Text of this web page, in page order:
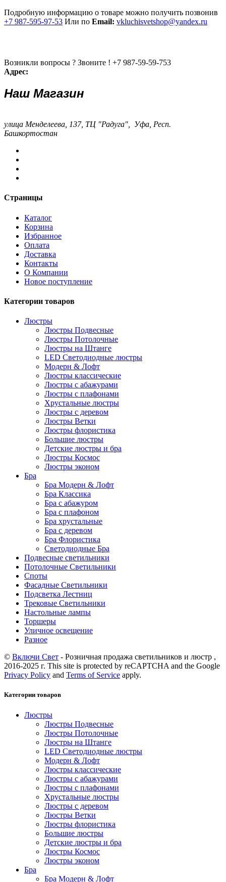
Подробную информацию о товаре можно получить позвонив
+7 987-595-97-53 Или по Email: vkluchisvetshop@yandex.ru
Возникли вопросы ? Звоните ! +7 987-59-59-753
Адрес:
Наш Магазин
улица Менделеева, 137, ТЦ "Радуга", Уфа, Респ.
Башкортостан
Страницы
Каталог
Корзина
Избранное
Оплата
Доставка
Контакты
О Компании
Новое поступление
Категории товаров
Люстры
Люстры Подвесные
Люстры Потолочные
Люстры на Штанге
LED Светодиодные люстры
Модерн & Лофт
Люстры классические
Люстры с абажурами
Люстры с плафонами
Хрустальные люстры
Люстры с деревом
Люстры Ветки
Люстры флористика
Большие люстры
Детские люстры и бра
Люстры Космос
Люстры эконом
Бра
Бра Модерн & Лофт
Бра Классика
Бра с абажуром
Бра с плафоном
Бра хрустальные
Бра с деревом
Бра Флористика
Светодиодные Бра
Подвесные светильники
Потолочные Светильники
Споты
Фасадные Светильники
Подсветка Лестниц
Трековые Светильники
Настольные лампы
Торшеры
Уличное освещение
Разное
© Включи Свет - Розничная продажа светильников и люстр ,
2016-2025 г. This site is protected by reCAPTCHA and the Google
Privacy Policy and Terms of Service apply.
Категории товаров
Люстры
Люстры Подвесные
Люстры Потолочные
Люстры на Штанге
LED Светодиодные люстры
Модерн & Лофт
Люстры классические
Люстры с абажурами
Люстры с плафонами
Хрустальные люстры
Люстры с деревом
Люстры Ветки
Люстры флористика
Большие люстры
Детские люстры и бра
Люстры Космос
Люстры эконом
Бра
Бра Модерн & Лофт